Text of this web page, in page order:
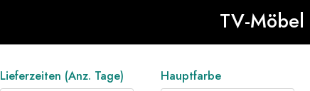
TV-Möbel
Lieferzeiten (Anz. Tage) Hauptfarbe